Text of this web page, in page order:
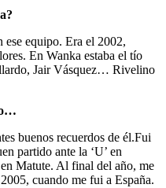
ese equipo. Era el 2002,
En Wanka estaba el tío
Jair Vásquez… Rivelino
buenos recuerdos de él.Fui
partido ante la ‘U’ en
Matute. Al final del año, me
cuando me fui a España.